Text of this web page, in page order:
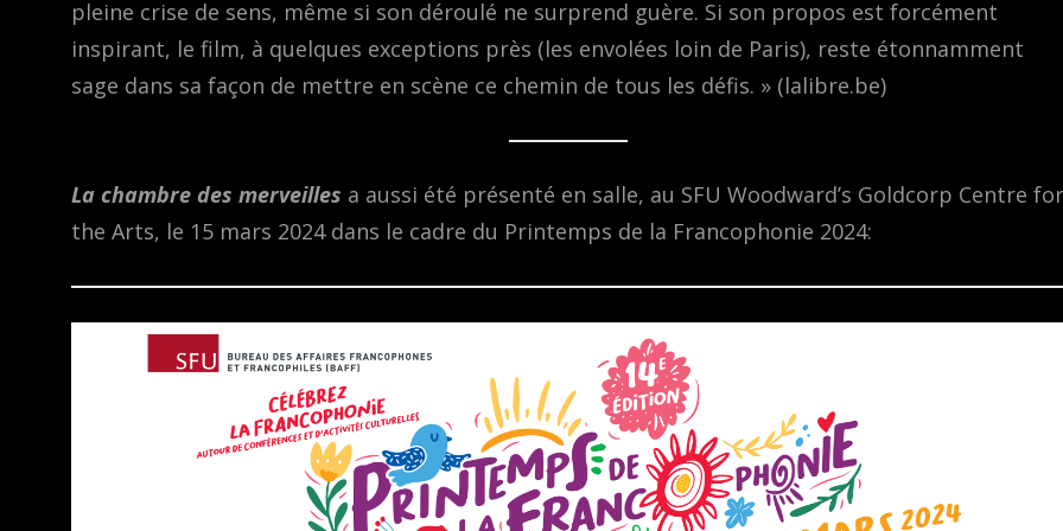
pleine crise de sens, même si son déroulé ne surprend guère. Si son propos est forcément
inspirant, le film, à quelques exceptions près (les envolées loin de Paris), reste étonnamment
sage dans sa façon de mettre en scène ce chemin de tous les défis. » (lalibre.be)
La chambre des merveilles a aussi été présenté en salle, au SFU Woodward’s Goldcorp Centre for
the Arts, le 15 mars 2024 dans le cadre du Printemps de la Francophonie 2024: